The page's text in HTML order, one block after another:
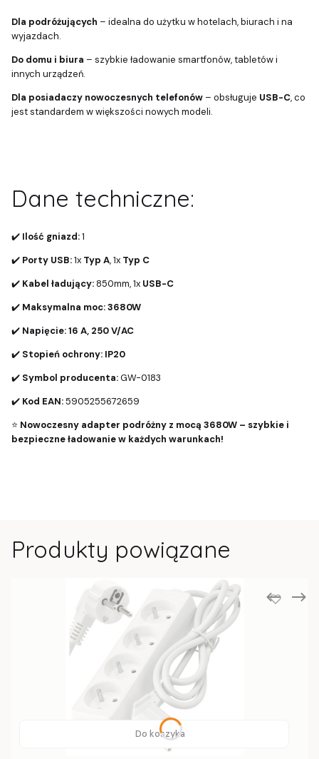
Dla podróżujących – idealna do użytku w hotelach, biurach i na
wyjazdach.
Do domu i biura – szybkie ładowanie smartfonów, tabletów i
innych urządzeń.
Dla posiadaczy nowoczesnych telefonów – obsługuje USB-C, co
jest standardem w większości nowych modeli.
Dane techniczne:
✔️ Ilość gniazd:1
✔️ Porty USB:1x Typ A, 1x Typ C
✔️ Kabel ładujący:850mm, 1x USB-C
✔️ Maksymalna moc:3680W
✔️ Napięcie:16 A, 250 V/AC
✔️ Stopień ochrony: IP20
✔️ Symbol producenta:GW-0183
✔️ Kod EAN:5905255672659
⭐ Nowoczesny adapter podróżny z mocą 3680W – szybkie i
bezpieczne ładowanie w każdych warunkach!
Produkty powiązane
Do koszyka